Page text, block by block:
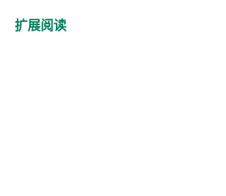
扩展阅读